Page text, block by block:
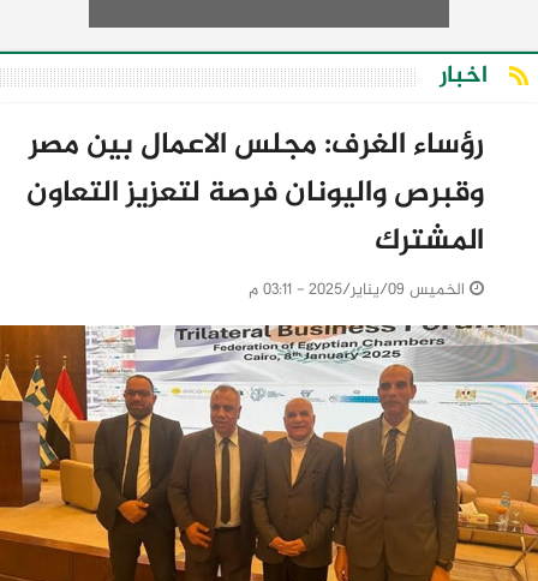
اخبار
رؤساء الغرف: مجلس الاعمال بين مصر
وقبرص واليونان فرصة لتعزيز التعاون
المشترك
الخميس 09/يناير/2025 - 03:11 م